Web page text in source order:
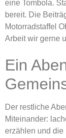
eine Tombola.
bereit. Die
Motorradstaffel
Arbeit wir gerne
Ein
Der restliche
Miteinander:
erzählen und